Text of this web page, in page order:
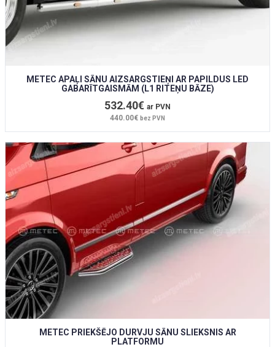
METEC APAĻI SĀNU AIZSARGSTIEŅI AR PAPILDUS LED
GABARĪTGAISMĀM (L1 RITEŅU BĀZE)
532.40€ ar PVN
440.00€ bez PVN
METEC PRIEKŠĒJO DURVJU SĀNU SLIEKSNIS AR
PLATFORMU